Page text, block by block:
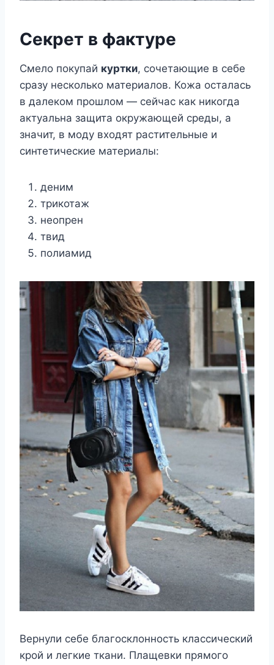
Секрет в фактуре
Смело покупай куртки, сочетающие в себе
сразу несколько материалов. Кожа осталась
в далеком прошлом — сейчас как никогда
актуальна защита окружающей среды, а
значит, в моду входят растительные и
синтетические материалы:
деним
трикотаж
неопрен
твид
полиамид
Вернули себе благосклонность классический
крой и легкие ткани. Плащевки прямого